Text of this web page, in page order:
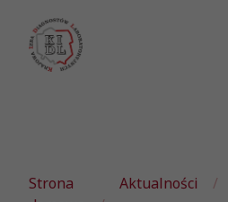
Strona
Aktualności